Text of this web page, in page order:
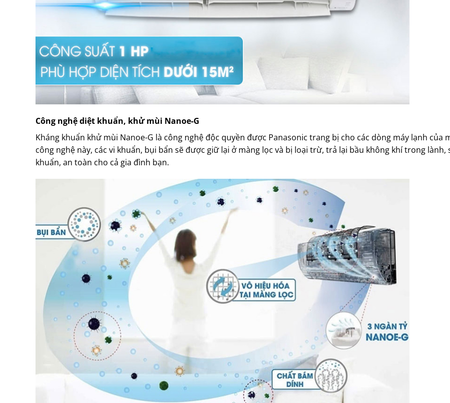
Công nghệ diệt khuẩn, khử mùi Nanoe-G
Kháng khuẩn khử mùi Nanoe-G là công nghệ độc quyền được Panasonic trang bị cho các dòng máy lạnh của
công nghệ này, các vi khuẩn, bụi bẩn sẽ được giữ lại ở màng lọc và bị loại trừ, trả lại bầu không khí trong lành,
khuẩn, an toàn cho cả gia đình bạn.